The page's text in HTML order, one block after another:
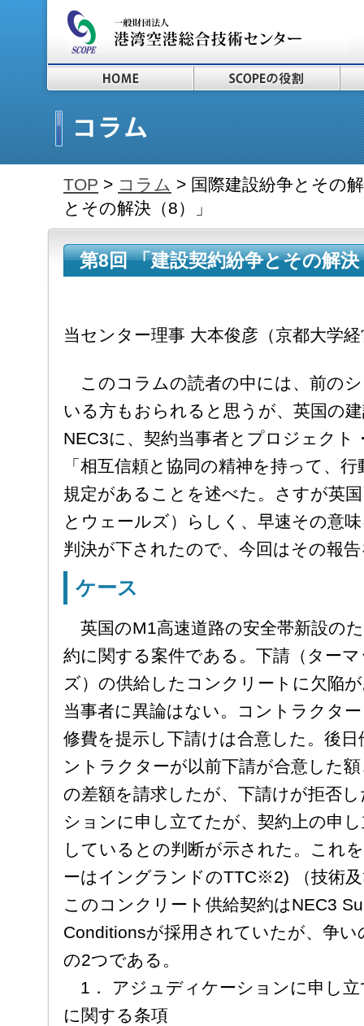
TOP > コラム > 国際建設紛争とその
とその解決（8）」
第8回 「建設契約紛争とそ
当センター理事 大本俊彦（京都大学
このコラムの読者の中には、前の
いる方もおられると思うが、英国の
NEC3に、契約当事者とプロジェクト
「相互信頼と協同の精神を持って、
規定があることを述べた。さすが英
とウェールズ）らしく、早速その意
判決が下されたので、今回はその報
ケース
英国のM1高速道路の安全帯新設の
約に関する案件である。下請（ター
ズ）の供給したコンクリートに欠陥
当事者に異論はない。コントラクタ
修費を提示し下請けは合意した。後
ントラクターが以前下請が合意した
の差額を請求したが、下請けが拒否
ションに申し立てたが、契約上の申
しているとの判断が示された。これ
ーはイングランドのTTC※2) （技術
このコンクリート供給契約はNEC3
Conditionsが採用されていたが、争
の2つである。
1． アジュディケーションに申し
に関する条項